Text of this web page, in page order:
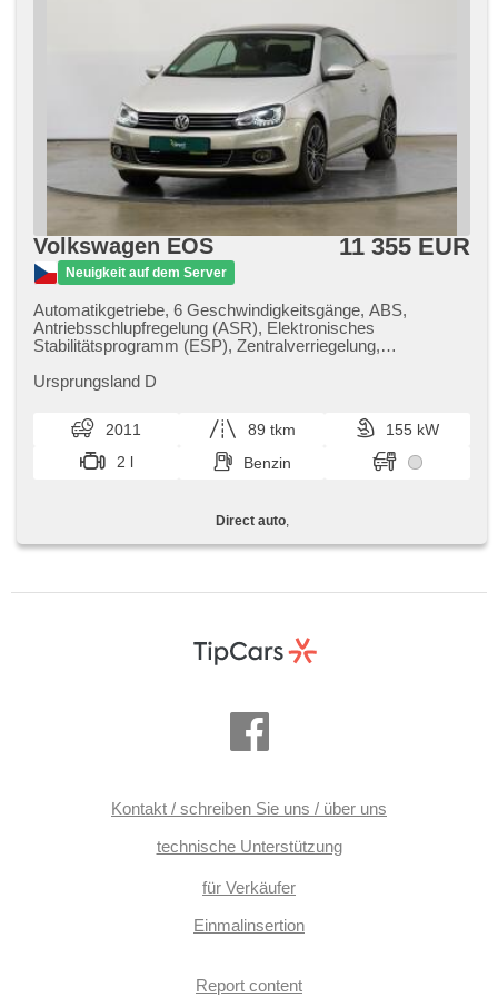
Volkswagen EOS
Neuigkeit auf dem Server
11 355 EUR
Automatikgetriebe, 6 Geschwindigkeitsgänge, ABS,
Antriebsschlupfregelung (ASR), Elektronisches
Stabilitätsprogramm (ESP), Zentralverriegelung,
CD-Wechsler, Bordcomputer, Nebelscheinwerfer,
beheizte Sitze, Tempomat, Multifunktionslenkrad,
Servolenkung, Scheibenwischersensor, Dachscheibe,
Autoradio, El. Seitenscheiben, Zusatzscheinwerfer, DVD-
Player, zadní loketní opěrka, täglich Leuchten,
Lichtsensor, Klimaablage, Fahrer-Airbag, samostmívací
zrcátka, parkovací senzory přední
Ursprungsland D
2011 89 tkm
155 kW
2 l
Benzin
Direct auto,
Kontakt / schreiben Sie uns / über uns
technische Unterstützung
für Verkäufer
Einmalinsertion
Report content